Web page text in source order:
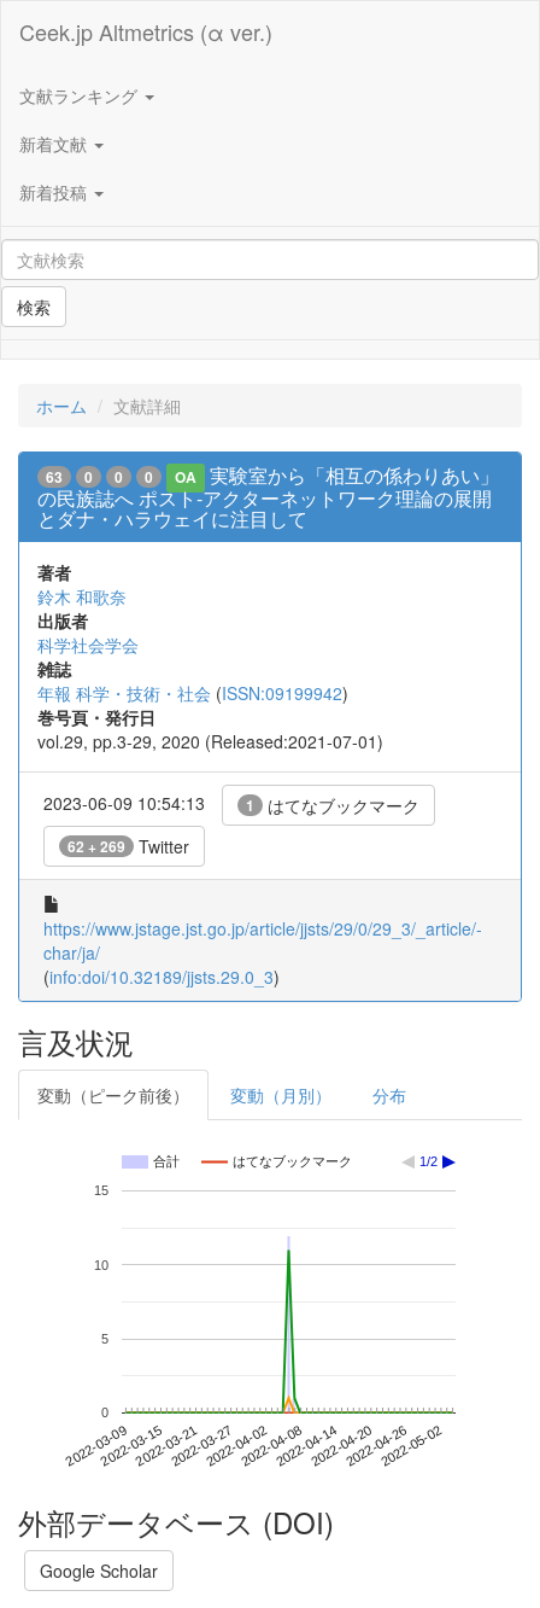
Ceek.jp Altmetrics (α ver.)
文献ランキング
新着文献
新着投稿
検索
ホーム 文献詳細
63 0 0 0 OA
実験室から「相互の係わりあい」
の民族誌へ ポスト‐アクターネットワーク理論の展開
とダナ・ハラウェイに注目して
著者
鈴木 和歌奈
出版者
科学社会学会
雑誌
年報 科学・技術・社会 (ISSN:09199942)
巻号頁・発行日
vol.29, pp.3-29, 2020 (Released:2021-07-01)
2023-06-09 10:54:13 1 はてなブックマーク
62 + 269 Twitter
https://www.jstage.jst.go.jp/article/jjsts/29/0/29_3/_article/-
char/ja/
(info:doi/10.32189/jjsts.29.0_3)
言及状況
変動（ピーク前後） 変動（月別） 分布
合計 はてなブックマーク 1/2
2022-03-092022-03-152022-03-212022-03-272022-04-022022-04-082022-04-142022-04-202022-04-262022-05-02
0
5
10
15
外部データベース (DOI)
Google Scholar